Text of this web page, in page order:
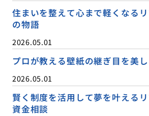
住まいを整えて心まで軽くなる
の物語
2026.05.01
プロが教える壁紙の継ぎ目を美
2026.05.01
賢く制度を活用して夢を叶える
資金相談